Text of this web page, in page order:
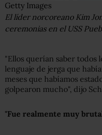
Getty Images
El líder norcoreano Kim
ceremonias en el USS
"Ellos querían saber todos
lenguaje de jerga que
meses que habíamos
golpearon mucho", dijo
"Fue realmente muy